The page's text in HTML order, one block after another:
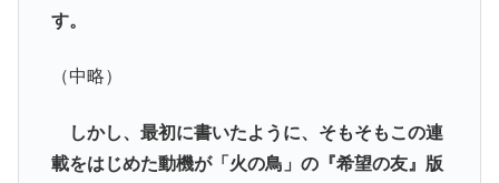
す。
（中略）
しかし、最初に書いたように、そもそもこの連
載をはじめた動機が「火の鳥」の『希望の友』版